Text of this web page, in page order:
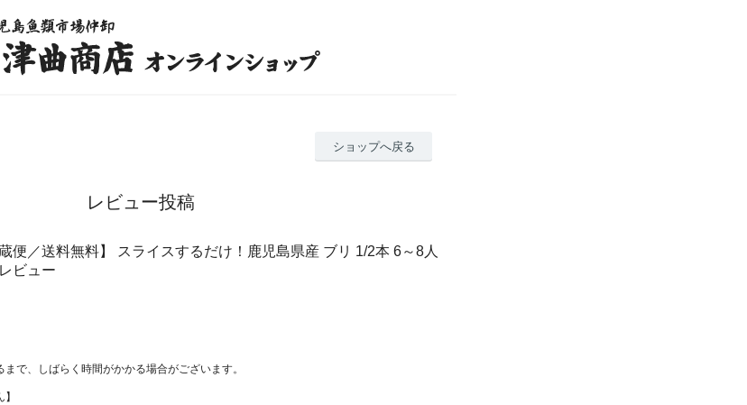
ショップへ戻る
レビュー投稿
蔵便／送料無料】 スライスするだけ！鹿児島県産 ブリ 1/2本 6～8人
ビュー
で、しばらく時間がかかる場合がございます。